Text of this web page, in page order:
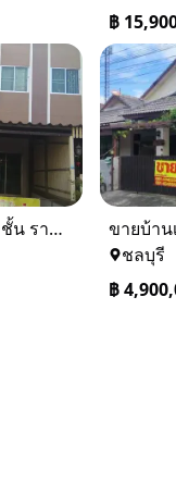
฿
ขายทาวเฮ้าส์ 2 ชั้น ราคา 1.9 ล้านบาท ที่อยู่ ศรีราชา ชลบุรี
ชลบุรี
฿